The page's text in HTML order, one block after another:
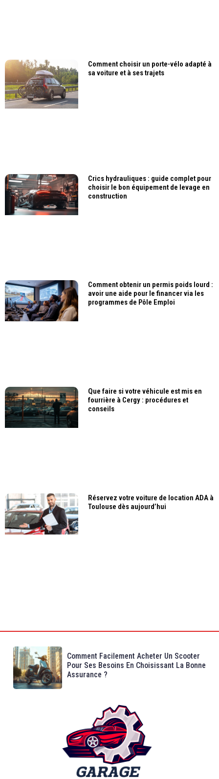
Comment choisir un porte-vélo adapté à
sa voiture et à ses trajets
Crics hydrauliques : guide complet pour
choisir le bon équipement de levage en
construction
Comment obtenir un permis poids lourd :
avoir une aide pour le financer via les
programmes de Pôle Emploi
Que faire si votre véhicule est mis en
fourrière à Cergy : procédures et
conseils
Réservez votre voiture de location ADA à
Toulouse dès aujourd’hui
Comment Facilement Acheter Un Scooter
Pour Ses Besoins En Choisissant La Bonne
Assurance ?